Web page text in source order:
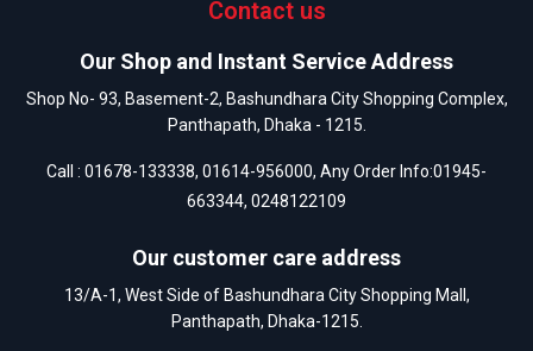
Contact us
Our Shop and Instant Service Address
Shop No- 93, Basement-2, Bashundhara City Shopping Complex,
Panthapath, Dhaka - 1215.
Call : 01678-133338, 01614-956000, Any Order Info:01945-
663344, 0248122109
Our customer care address
13/A-1, West Side of Bashundhara City Shopping Mall,
Panthapath, Dhaka-1215.